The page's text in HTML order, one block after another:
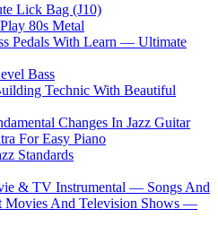
Lick Bag (J10)
80s Metal
Pedals With Learn — Ultimate
Bass
Technic With Beautiful
Changes In Jazz Guitar
For Easy Piano
Standards
& TV Instrumental — Songs And
Movies And Television Shows —